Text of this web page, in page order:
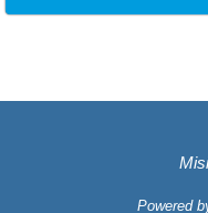
Powered